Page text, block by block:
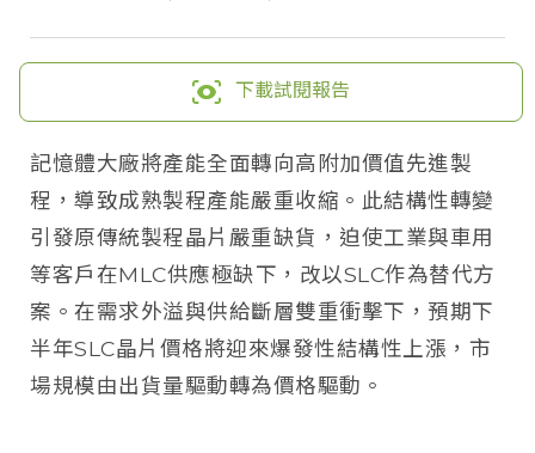
下載試閱報告
記憶體大廠將產能全面轉向高附加價值先進製
程，導致成熟製程產能嚴重收縮。此結構性轉變
引發原傳統製程晶片嚴重缺貨，迫使工業與車用
等客戶在MLC供應極缺下，改以SLC作為替代方
案。在需求外溢與供給斷層雙重衝擊下，預期下
半年SLC晶片價格將迎來爆發性結構性上漲，市
場規模由出貨量驅動轉為價格驅動。